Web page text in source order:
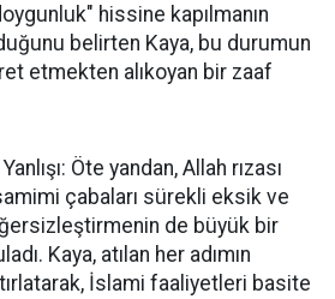
hissine kapılmanın
belirten Kaya, bu durumun
etmekten alıkoyan bir zaaf
Öte yandan, Allah rızası
çabaları sürekli eksik ve
de büyük bir
Kaya, atılan her adımın
İslami faaliyetleri basite